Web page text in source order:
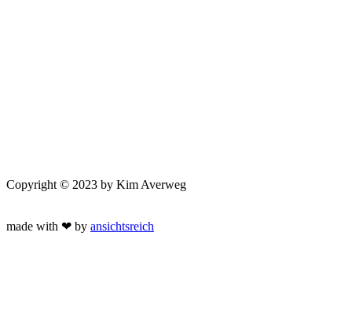
Copyright © 2023 by Kim Averweg
made with ❤ by ansichtsreich